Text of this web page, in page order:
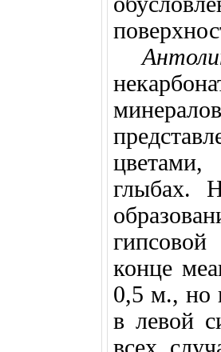
глыбах.
конце
0,5 м., но
в левой